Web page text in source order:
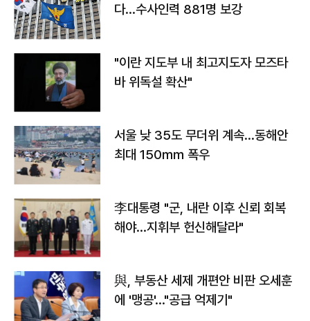
다…수사인력 881명 보강
"이란 지도부 내 최고지도자 모즈타
바 위독설 확산"
서울 낮 35도 무더위 계속…동해안
최대 150㎜ 폭우
李대통령 "군, 내란 이후 신뢰 회복
해야…지휘부 헌신해달라"
與, 부동산 세제 개편안 비판 오세훈
에 '맹공'…"공급 억제기"